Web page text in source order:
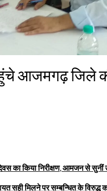
आजमगढ़ जिले
का किया निरीक्षण,आमजन से सुनीं
सही मिलने पर सम्बन्धित के विरुद्ध